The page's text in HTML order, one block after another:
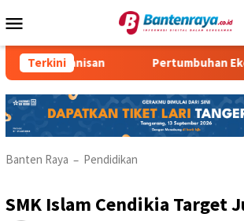
ke
Mobile
Terkini
Kemanisan Pertumbuhan
Banten Raya – Pendidikan
SMK Islam Cendikia Target